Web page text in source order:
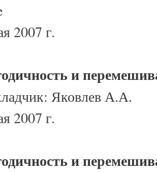
2007 г.
и
Яковлев А.А.
2007 г.
и